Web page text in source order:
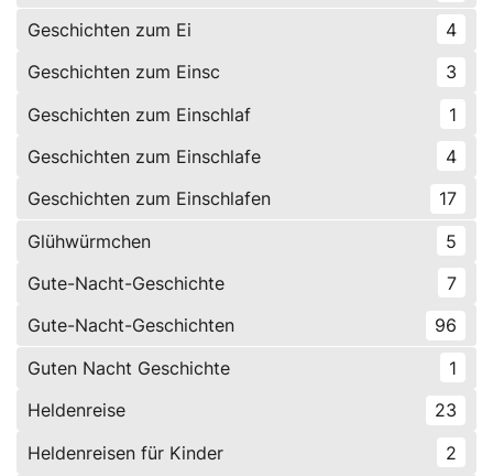
Geschichten zum Ei
4
Geschichten zum Einsc
3
Geschichten zum Einschlaf
1
Geschichten zum Einschlafe
4
Geschichten zum Einschlafen
17
Glühwürmchen
5
Gute-Nacht-Geschichte
7
Gute-Nacht-Geschichten
96
Guten Nacht Geschichte
1
Heldenreise
23
Heldenreisen für Kinder
2